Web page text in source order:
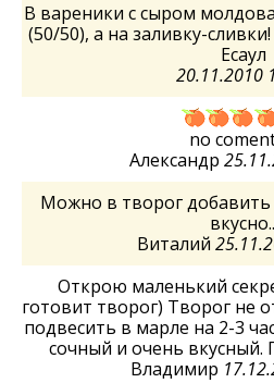
В вареники с сыром
(50/50), а на заливку-
Есаул
20.11.2010
no
Александр
Можно в творог добавить
Виталий
Открою маленький
готовит творог) Творог не
подвесить в марле на 2-3
сочный и очень вкусный.
Владимир